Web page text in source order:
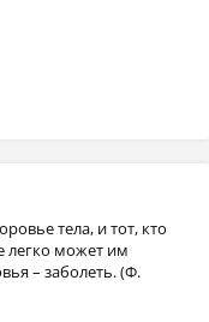
тела, и тот, кто
легко может им
– заболеть. (Ф.